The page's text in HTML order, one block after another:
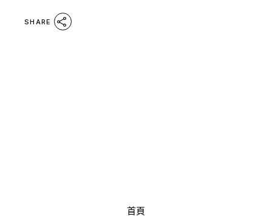
SHARE
首頁